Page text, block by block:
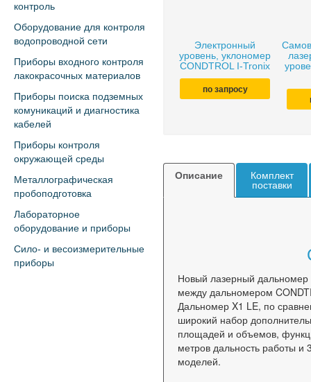
контроль
Оборудование для контроля
водопроводной сети
Приборы входного контроля
лакокрасочных материалов
Приборы поиска подземных
комуникаций и диагностика
кабелей
Приборы контроля
окружающей среды
Металлографическая
пробоподготовка
Лабораторное
оборудование и приборы
Сило- и весоизмерительные
приборы
Электронный
уровень, уклономер
CONDTROL I-Tronix
по запросу
Описание
Комплект
поставки
Новый лазерный дальномер
между дальномером
Дальномер X1 LE, по
широкий набор
площадей и объемов,
метров дальность работы и
моделей.